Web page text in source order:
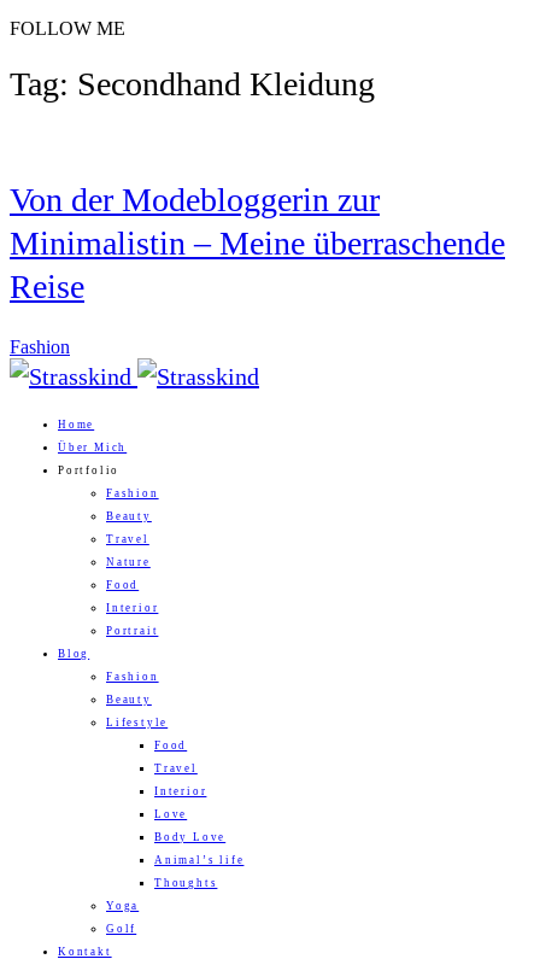
FOLLOW ME
Tag: Secondhand Kleidung
Von der Modebloggerin zur
Minimalistin – Meine überraschende
Reise
Fashion
Home
Über Mich
Portfolio
Fashion
Beauty
Travel
Nature
Food
Interior
Portrait
Blog
Fashion
Beauty
Lifestyle
Food
Travel
Interior
Love
Body Love
Animal’s life
Thoughts
Yoga
Golf
Kontakt